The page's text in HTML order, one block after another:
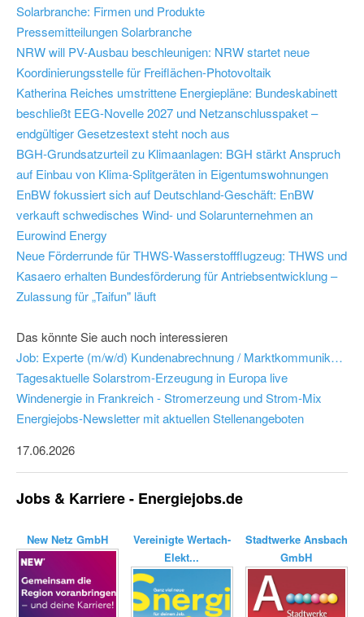
Solarbranche: Firmen und Produkte
Pressemitteilungen Solarbranche
NRW will PV-Ausbau beschleunigen: NRW startet neue
Koordinierungsstelle für Freiflächen-Photovoltaik
Katherina Reiches umstrittene Energiepläne: Bundeskabinett
beschließt EEG-Novelle 2027 und Netzanschlusspaket –
endgültiger Gesetzestext steht noch aus
BGH-Grundsatzurteil zu Klimaanlagen: BGH stärkt Anspruch
auf Einbau von Klima-Splitgeräten in Eigentumswohnungen
EnBW fokussiert sich auf Deutschland-Geschäft: EnBW
verkauft schwedisches Wind- und Solarunternehmen an
Eurowind Energy
Neue Förderrunde für THWS-Wasserstoffflugzeug: THWS und
Kasaero erhalten Bundesförderung für Antriebsentwicklung –
Zulassung für „Taifun" läuft
Das könnte Sie auch noch interessieren
Job: Experte (m/w/d) Kundenabrechnung / Marktkommunikation EDM Vertrieb - Vereinigte Wertach-Elektrizitätswerke GmbH
Tagesaktuelle Solarstrom-Erzeugung in Europa live
Windenergie in Frankreich - Stromerzeung und Strom-Mix
Energiejobs-Newsletter mit aktuellen Stellenangeboten
17.06.2026
Jobs & Karriere - Energiejobs.de
New Netz GmbH
Vereinigte Wertach-
Elekt...
Stadtwerke Ansbach
GmbH